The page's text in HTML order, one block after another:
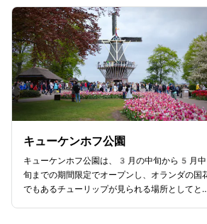
キューケンホフ公園
キューケンホフ公園は、3月の中旬から5月中
旬までの期間限定でオープンし、オランダの国
でもあるチューリップが見られる場所としてと